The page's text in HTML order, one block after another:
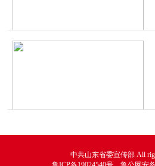
中共山东省委宣传部 All